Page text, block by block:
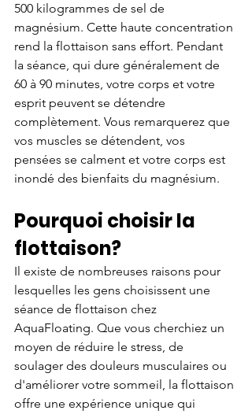
500 kilogrammes de sel de
magnésium. Cette haute concentration
rend la flottaison sans effort. Pendant
la séance, qui dure généralement de
60 à 90 minutes, votre corps et votre
esprit peuvent se détendre
complètement. Vous remarquerez que
vos muscles se détendent, vos
pensées se calment et votre corps est
inondé des bienfaits du magnésium.
Pourquoi choisir la
flottaison?
Il existe de nombreuses raisons pour
lesquelles les gens choisissent une
séance de flottaison chez
AquaFloating. Que vous cherchiez un
moyen de réduire le stress, de
soulager des douleurs musculaires ou
d'améliorer votre sommeil, la flottaison
offre une expérience unique qui